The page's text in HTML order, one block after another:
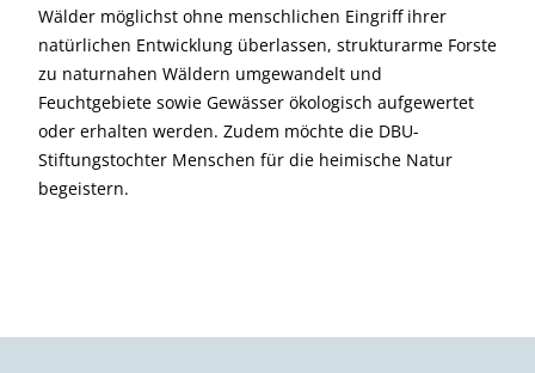
Wälder möglichst ohne menschlichen Eingriff ihrer
natürlichen Entwicklung überlassen, strukturarme Forste
zu naturnahen Wäldern umgewandelt und
Feuchtgebiete sowie Gewässer ökologisch aufgewertet
oder erhalten werden. Zudem möchte die DBU-
Stiftungstochter Menschen für die heimische Natur
begeistern.